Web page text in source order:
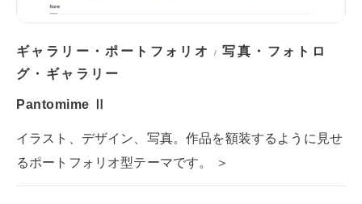
ギャラリー・ポートフォリオ /写真・フォトロ
グ・ギャラリー
Pantomime Ⅱ
イラスト、デザイン、写真。作品を額装するように見せ
るポートフォリオ型テーマです。 ＞